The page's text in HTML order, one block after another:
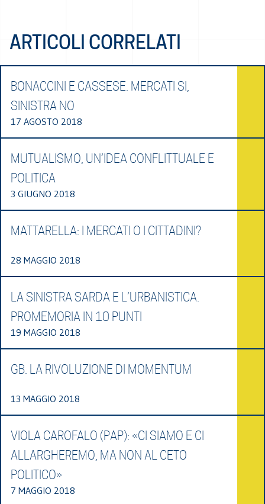
ARTICOLI CORRELATI
BONACCINI E CASSESE. MERCATI SI,
SINISTRA NO
17 AGOSTO 2018
MUTUALISMO, UN’IDEA CONFLITTUALE E
POLITICA
3 GIUGNO 2018
MATTARELLA: I MERCATI O I CITTADINI?
28 MAGGIO 2018
LA SINISTRA SARDA E L’URBANISTICA.
PROMEMORIA IN 10 PUNTI
19 MAGGIO 2018
GB. LA RIVOLUZIONE DI MOMENTUM
13 MAGGIO 2018
VIOLA CAROFALO (PAP): «CI SIAMO E CI
ALLARGHEREMO, MA NON AL CETO
POLITICO»
7 MAGGIO 2018